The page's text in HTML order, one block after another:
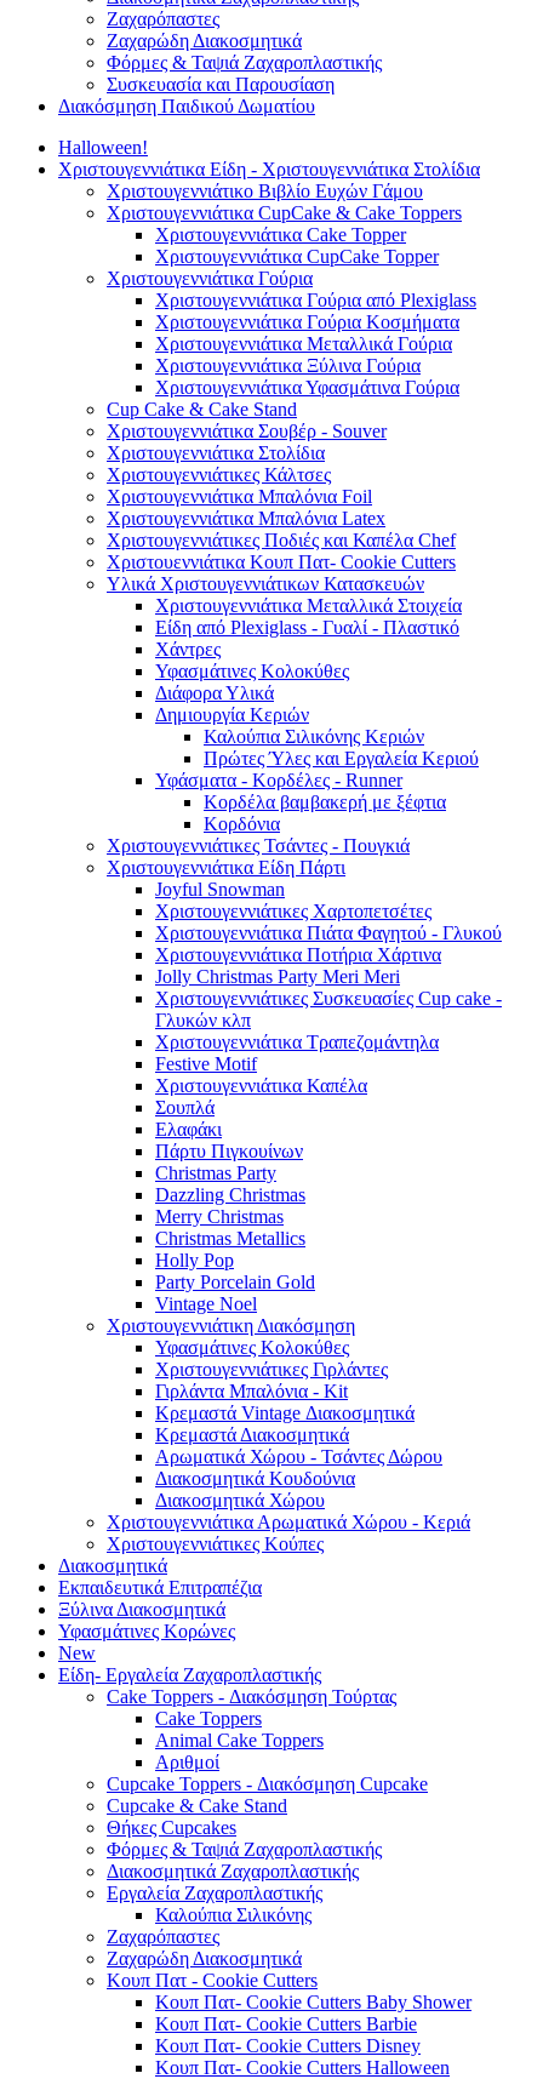
Ζαχαρόπαστες
Ζαχαρώδη Διακοσμητικά
Φόρμες & Ταψιά Ζαχαροπλαστικής
Συσκευασία και Παρουσίαση
Διακόσμηση Παιδικού Δωματίου
Halloween!
Χριστουγεννιάτικα Είδη - Χριστουγεννιάτικα Στολίδια
Χριστουγεννιάτικο Βιβλίο Ευχών Γάμου
Χριστουγεννιάτικα CupCake & Cake Toppers
Χριστουγεννιάτικα Cake Topper
Χριστουγεννιάτικα CupCake Topper
Χριστουγεννιάτικα Γούρια
Χριστουγεννιάτικα Γούρια από Plexiglass
Χριστουγεννιάτικα Γούρια Κοσμήματα
Χριστουγεννιάτικα Μεταλλικά Γούρια
Χριστουγεννιάτικα Ξύλινα Γούρια
Χριστουγεννιάτικα Υφασμάτινα Γούρια
Cup Cake & Cake Stand
Χριστουγεννιάτικα Σουβέρ - Souver
Χριστουγεννιάτικα Στολίδια
Χριστουγεννιάτικες Κάλτσες
Χριστουγεννιάτικα Μπαλόνια Foil
Χριστουγεννιάτικα Μπαλόνια Latex
Χριστουγεννιάτικες Ποδιές και Καπέλα Chef
Χριστουεννιάτικα Κουπ Πατ- Cookie Cutters
Υλικά Χριστουγεννιάτικων Κατασκευών
Χριστουγεννιάτικα Μεταλλικά Στοιχεία
Είδη από Plexiglass - Γυαλί - Πλαστικό
Χάντρες
Υφασμάτινες Κολοκύθες
Διάφορα Υλικά
Δημιουργία Κεριών
Καλούπια Σιλικόνης Κεριών
Πρώτες Ύλες και Εργαλεία Κεριού
Υφάσματα - Κορδέλες - Runner
Κορδέλα βαμβακερή με ξέφτια
Κορδόνια
Χριστουγεννιάτικες Τσάντες - Πουγκιά
Χριστουγεννιάτικα Είδη Πάρτι
Joyful Snowman
Χριστουγεννιάτικες Χαρτοπετσέτες
Χριστουγεννιάτικα Πιάτα Φαγητού - Γλυκού
Χριστουγεννιάτικα Ποτήρια Χάρτινα
Jolly Christmas Party Meri Meri
Χριστουγεννιάτικες Συσκευασίες Cup cake -
Γλυκών κλπ
Χριστουγεννιάτικα Τραπεζομάντηλα
Festive Motif
Χριστουγεννιάτικα Καπέλα
Σουπλά
Ελαφάκι
Πάρτυ Πιγκουίνων
Christmas Party
Dazzling Christmas
Merry Christmas
Christmas Metallics
Holly Pop
Party Porcelain Gold
Vintage Noel
Χριστουγεννιάτικη Διακόσμηση
Υφασμάτινες Κολοκύθες
Χριστουγεννιάτικες Γιρλάντες
Γιρλάντα Μπαλόνια - Kit
Κρεμαστά Vintage Διακοσμητικά
Κρεμαστά Διακοσμητικά
Αρωματικά Χώρου - Τσάντες Δώρου
Διακοσμητικά Κουδούνια
Διακοσμητικά Χώρου
Χριστουγεννιάτικα Αρωματικά Χώρου - Κεριά
Χριστουγεννιάτικες Κούπες
Διακοσμητικά
Εκπαιδευτικά Επιτραπέζια
Ξύλινα Διακοσμητικά
Υφασμάτινες Κορώνες
New
Είδη- Εργαλεία Ζαχαροπλαστικής
Cake Toppers - Διακόσμηση Τούρτας
Cake Toppers
Animal Cake Toppers
Αριθμοί
Cupcake Toppers - Διακόσμηση Cupcake
Cupcake & Cake Stand
Θήκες Cupcakes
Φόρμες & Ταψιά Ζαχαροπλαστικής
Διακοσμητικά Ζαχαροπλαστικής
Εργαλεία Ζαχαροπλαστικής
Καλούπια Σιλικόνης
Ζαχαρόπαστες
Ζαχαρώδη Διακοσμητικά
Κουπ Πατ - Cookie Cutters
Κουπ Πατ- Cookie Cutters Baby Shower
Κουπ Πατ- Cookie Cutters Barbie
Κουπ Πατ- Cookie Cutters Disney
Κουπ Πατ- Cookie Cutters Halloween